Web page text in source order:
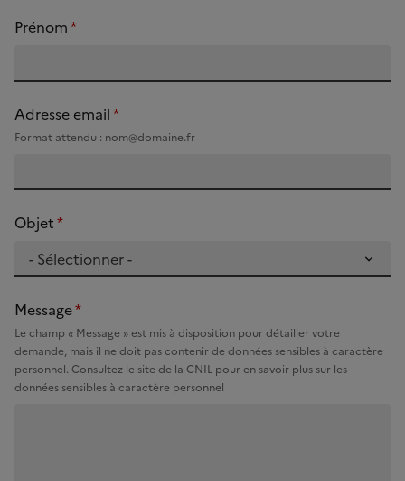
Prénom*
Adresse email*
Format attendu : nom@domaine.fr
Objet*
Objet
*
Message*
Le champ « Message » est mis à disposition pour détailler votre
demande, mais il ne doit pas contenir de données sensibles à caractère
personnel. Consultez le site de la CNIL pour en savoir plus sur les
données sensibles à caractère personnel